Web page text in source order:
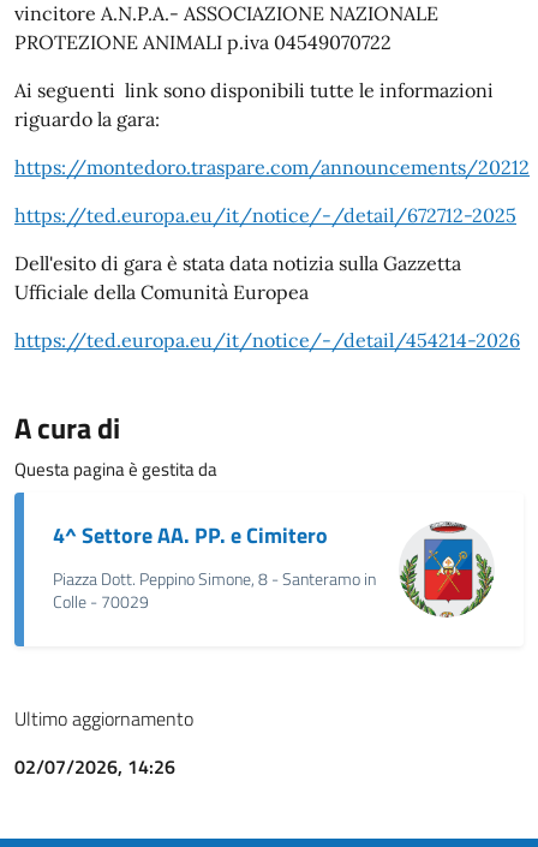
vincitore A.N.P.A.- ASSOCIAZIONE NAZIONALE
PROTEZIONE ANIMALI p.iva 04549070722
Ai seguenti link sono disponibili tutte le informazioni
riguardo la gara:
https://montedoro.traspare.com/announcements/20212
https://ted.europa.eu/it/notice/-/detail/672712-2025
Dell'esito di gara è stata data notizia sulla Gazzetta
Ufficiale della Comunità Europea
https://ted.europa.eu/it/notice/-/detail/454214-2026
A cura di
Questa pagina è gestita da
4^ Settore AA. PP. e Cimitero
Piazza Dott. Peppino Simone, 8 - Santeramo in
Colle - 70029
Ultimo aggiornamento
02/07/2026, 14:26